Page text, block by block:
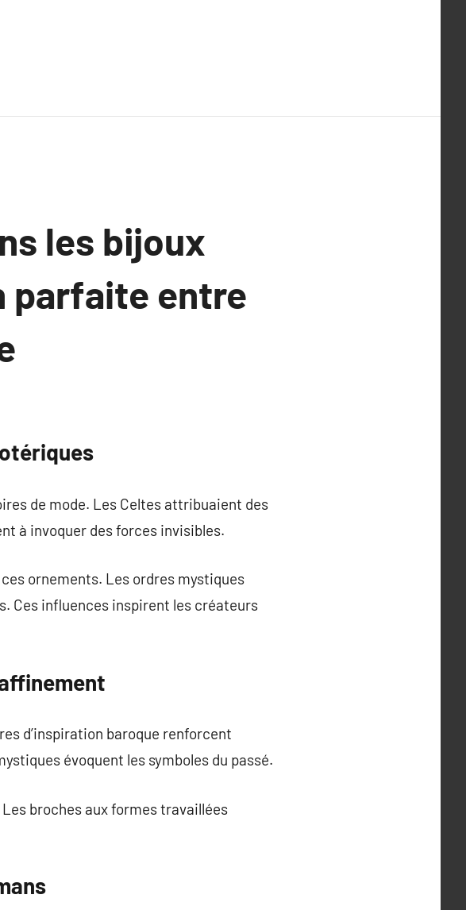
les bijoux
parfaite entre
de mode. Les Celtes attribuaient des
à invoquer des forces invisibles.
ornements. Les ordres mystiques
Ces influences inspirent les créateurs
d’inspiration baroque renforcent
évoquent les symboles du passé.
broches aux formes travaillées